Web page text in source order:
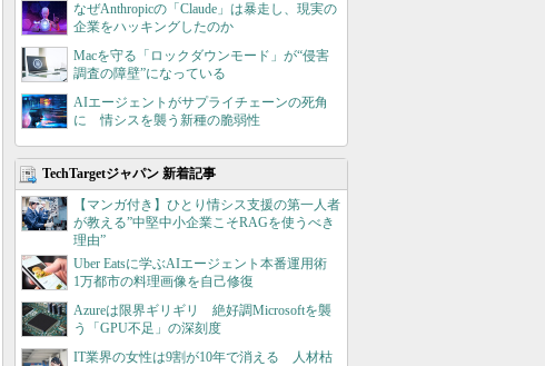
なぜAnthropicの「Claude」は暴走し、現実の
企業をハッキングしたのか
Macを守る「ロックダウンモード」が“侵害
調査の障壁”になっている
AIエージェントがサプライチェーンの死角
に 情シスを襲う新種の脆弱性
TechTargetジャパン 新着記事
【マンガ付き】ひとり情シス支援の第一人者
が教える”中堅中小企業こそRAGを使うべき
理由”
Uber Eatsに学ぶAIエージェント本番運用術
1万都市の料理画像を自己修復
Azureは限界ギリギリ 絶好調Microsoftを襲
う「GPU不足」の深刻度
IT業界の女性は9割が10年で消える 人材枯